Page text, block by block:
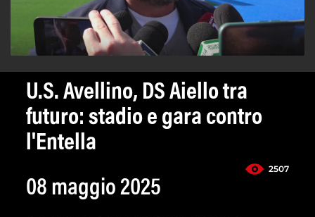
U.S. Avellino, DS Aiello tra
futuro: stadio e gara contro
l'Entella
2507
08 maggio 2025